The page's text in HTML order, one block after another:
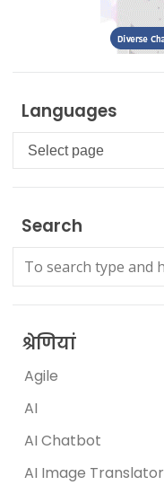
Languages
Languages
Search
श्रेणियां
Agile
AI
AI Chatbot
AI Image Translator